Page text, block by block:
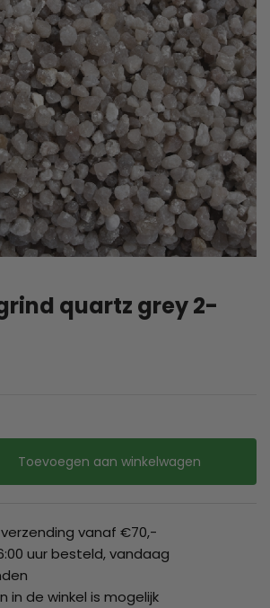
quartz grey 2-
Toevoegen aan winkelwagen
vanaf €70,-
uur besteld, vandaag
in de winkel is mogelijk